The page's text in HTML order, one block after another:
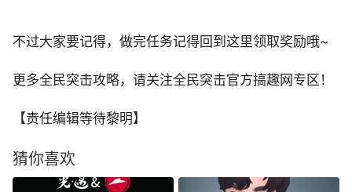
不过大家要记得，做完任务记得回到这里领取奖励哦~
更多全民突击攻略，请关注全民突击官方搞趣网专区！
【责任编辑等待黎明】
猜你喜欢